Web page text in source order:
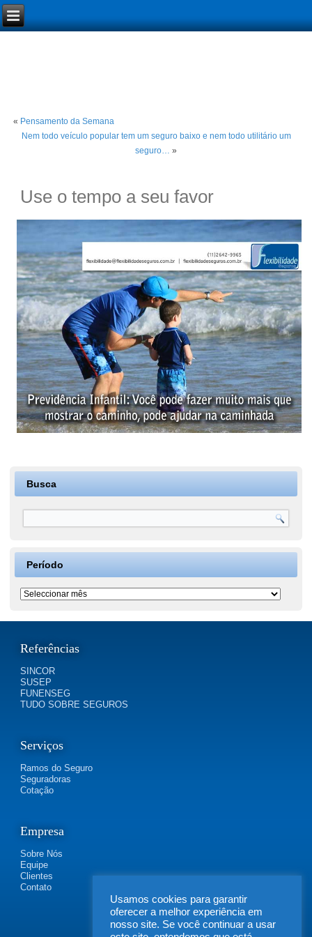
« Pensamento da Semana
Nem todo veículo popular tem um seguro baixo e nem todo utilitário um
seguro… »
Use o tempo a seu favor
Busca
Período
Período
Referências
SINCOR
SUSEP
FUNENSEG
TUDO SOBRE SEGUROS
Serviços
Ramos do Seguro
Seguradoras
Cotação
Empresa
Sobre Nós
Equipe
Clientes
Contato
Usamos cookies para garantir
oferecer a melhor experiência em
nosso site. Se você continuar a usar